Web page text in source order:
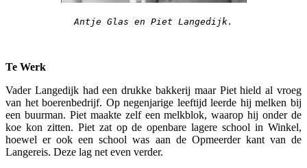
Antje Glas en Piet Langedijk.
Te Werk
Vader Langedijk had een drukke bakkerij maar Piet hield al vroeg
van het boerenbedrijf. Op negenjarige leeftijd leerde hij melken bij
een buurman. Piet maakte zelf een melkblok, waarop hij onder de
koe kon zitten. Piet zat op de openbare lagere school in Winkel,
hoewel er ook een school was aan de Opmeerder kant van de
Langereis. Deze lag net even verder.